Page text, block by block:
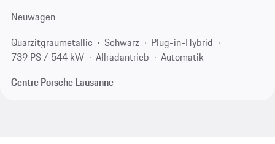
Neuwagen
Quarzitgraumetallic
Schwarz
Plug-in-Hybrid
739 PS / 544 kW
Allradantrieb
Automatik
Centre Porsche Lausanne